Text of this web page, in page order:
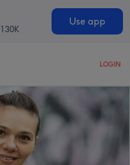
130K
Use app
LOGIN